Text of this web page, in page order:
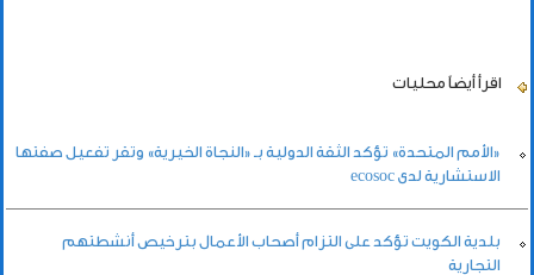
اقرأ أيضاً محليات
«الأمم المتحدة» تؤكد الثقة الدولية بـ «النجاة الخيرية» وتقر تفعيل صفتها
الاستشارية لدى ecosoc
بلدية الكويت تؤكد على التزام أصحاب الأعمال بترخيص أنشطتهم
التجارية